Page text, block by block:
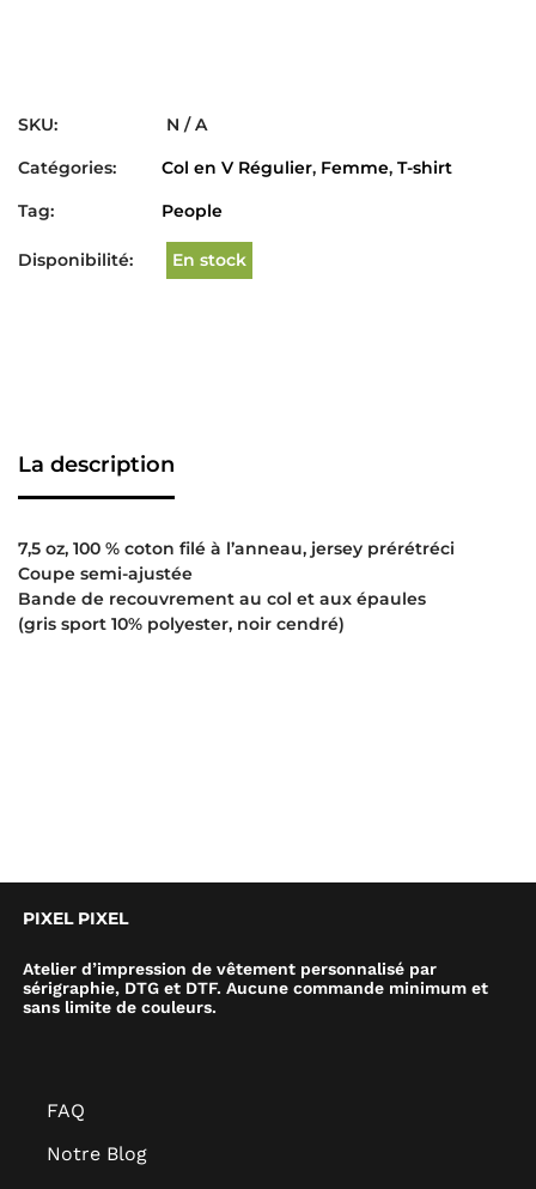
SKU:
N / A
Catégories:
Col en V Régulier, Femme, T-shirt
Tag:
People
Disponibilité: En stock
La description
7,5 oz, 100 % coton filé à l’anneau, jersey prérétréci
Coupe semi-ajustée
Bande de recouvrement au col et aux épaules
(gris sport 10% polyester, noir cendré)
PIXEL PIXEL
Atelier d’impression de vêtement personnalisé par
sérigraphie, DTG et DTF. Aucune commande minimum et
sans limite de couleurs.
FAQ
Notre Blog